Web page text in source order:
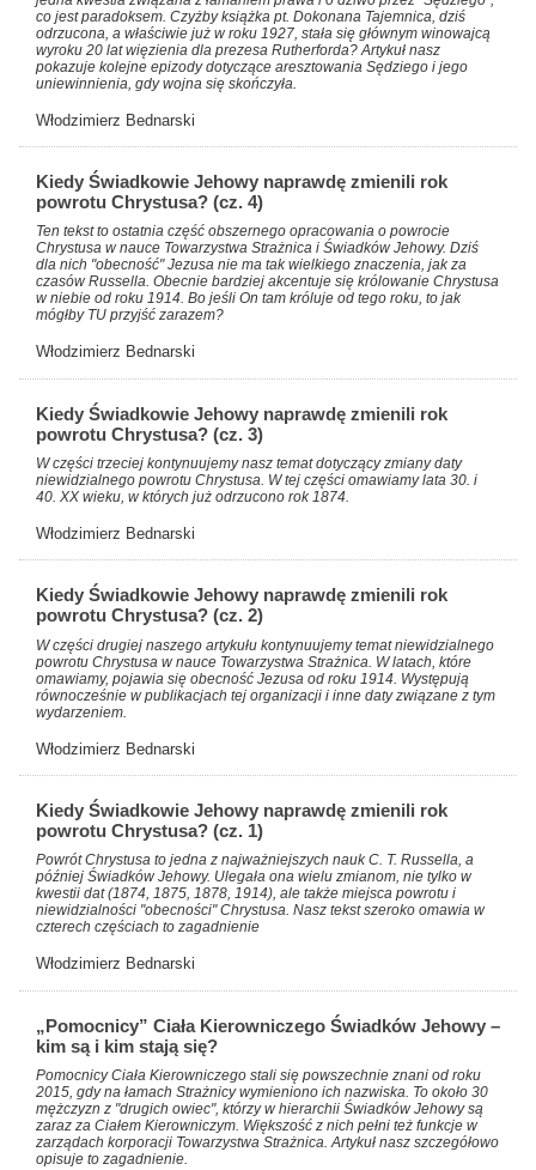
co jest paradoksem. Czyżby książka pt. Dokonana Tajemnica, dziś
odrzucona, a właściwie już w roku 1927, stała się głównym winowajcą
wyroku 20 lat więzienia dla prezesa Rutherforda? Artykuł nasz
pokazuje kolejne epizody dotyczące aresztowania Sędziego i jego
uniewinnienia, gdy wojna się skończyła.
Włodzimierz Bednarski
Kiedy Świadkowie Jehowy naprawdę zmienili rok
powrotu Chrystusa? (cz. 4)
Ten tekst to ostatnia część obszernego opracowania o powrocie
Chrystusa w nauce Towarzystwa Strażnica i Świadków Jehowy. Dziś
dla nich "obecność" Jezusa nie ma tak wielkiego znaczenia, jak za
czasów Russella. Obecnie bardziej akcentuje się królowanie Chrystusa
w niebie od roku 1914. Bo jeśli On tam króluje od tego roku, to jak
mógłby TU przyjść zarazem?
Włodzimierz Bednarski
Kiedy Świadkowie Jehowy naprawdę zmienili rok
powrotu Chrystusa? (cz. 3)
W części trzeciej kontynuujemy nasz temat dotyczący zmiany daty
niewidzialnego powrotu Chrystusa. W tej części omawiamy lata 30. i
40. XX wieku, w których już odrzucono rok 1874.
Włodzimierz Bednarski
Kiedy Świadkowie Jehowy naprawdę zmienili rok
powrotu Chrystusa? (cz. 2)
W części drugiej naszego artykułu kontynuujemy temat niewidzialnego
powrotu Chrystusa w nauce Towarzystwa Strażnica. W latach, które
omawiamy, pojawia się obecność Jezusa od roku 1914. Występują
równocześnie w publikacjach tej organizacji i inne daty związane z tym
wydarzeniem.
Włodzimierz Bednarski
Kiedy Świadkowie Jehowy naprawdę zmienili rok
powrotu Chrystusa? (cz. 1)
Powrót Chrystusa to jedna z najważniejszych nauk C. T. Russella, a
później Świadków Jehowy. Ulegała ona wielu zmianom, nie tylko w
kwestii dat (1874, 1875, 1878, 1914), ale także miejsca powrotu i
niewidzialności "obecności" Chrystusa. Nasz tekst szeroko omawia w
czterech częściach to zagadnienie
Włodzimierz Bednarski
„Pomocnicy” Ciała Kierowniczego Świadków Jehowy –
kim są i kim stają się?
Pomocnicy Ciała Kierowniczego stali się powszechnie znani od roku
2015, gdy na łamach Strażnicy wymieniono ich nazwiska. To około 30
mężczyzn z "drugich owiec", którzy w hierarchii Świadków Jehowy są
zaraz za Ciałem Kierowniczym. Większość z nich pełni też funkcje w
zarządach korporacji Towarzystwa Strażnica. Artykuł nasz szczegółowo
opisuje to zagadnienie.